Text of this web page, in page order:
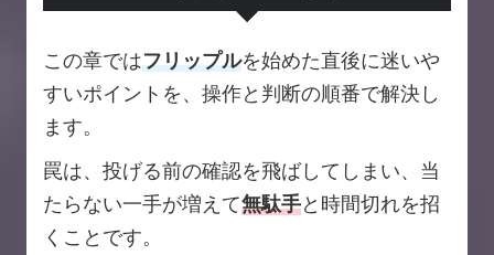
この章ではフリップルを始めた直後に迷いや
すいポイントを、操作と判断の順番で解決し
ます。
罠は、投げる前の確認を飛ばしてしまい、当
たらない一手が増えて無駄手と時間切れを招
くことです。